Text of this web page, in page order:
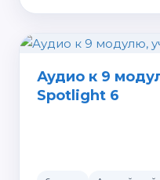
Аудио к 9
Spotlight 6